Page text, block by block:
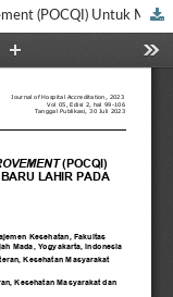
Implementasi Point of Care Quality Improvement (POCQI) Untuk Meningkatkan Tata Laksana Bayi Baru Lahir Pada Persalinan Seksio Sesarea